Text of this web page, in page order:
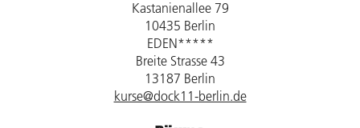
Kastanienallee 79
10435 Berlin
EDEN*****
Breite Strasse 43
13187 Berlin
kurse@dock11-berlin.de